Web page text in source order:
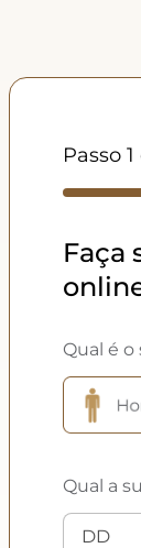
Passo 1
Faça
Qual é o
Qual a